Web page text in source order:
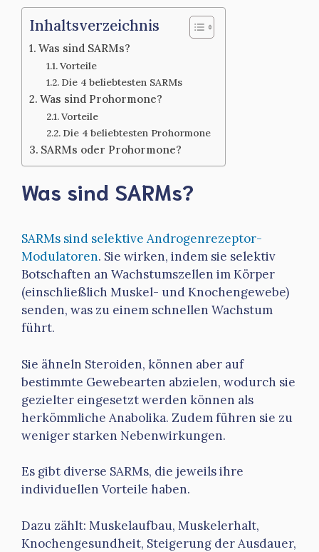
Inhaltsverzeichnis
Was sind SARMs?
Vorteile
Die 4 beliebtesten SARMs
Was sind Prohormone?
Vorteile
Die 4 beliebtesten Prohormone
SARMs oder Prohormone?
Was sind SARMs?
SARMs sind selektive Androgenrezeptor-
Modulatoren. Sie wirken, indem sie selektiv
Botschaften an Wachstumszellen im Körper
(einschließlich Muskel- und Knochengewebe)
senden, was zu einem schnellen Wachstum
führt.
Sie ähneln Steroiden, können aber auf
bestimmte Gewebearten abzielen, wodurch sie
gezielter eingesetzt werden können als
herkömmliche Anabolika. Zudem führen sie zu
weniger starken Nebenwirkungen.
Es gibt diverse SARMs, die jeweils ihre
individuellen Vorteile haben.
Dazu zählt: Muskelaufbau, Muskelerhalt,
Knochengesundheit, Steigerung der Ausdauer,